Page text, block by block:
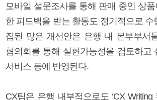
모바일 설문조사를 통해 판매 중인 상
한 피드백을 받는 활동도 정기적으로 수
집된 많은 개선안은 은행 내 본부부서
협의회를 통해 실현가능성을 검토하고
서비스 등에 반영된다.
CX팀은 은행 내부적으로도 ‘CX Writing